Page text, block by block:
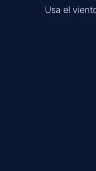
Usa el